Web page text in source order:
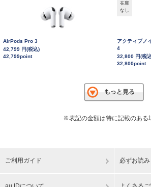
AirPods Pro 3
42,799 円(税込)
42,799point
在庫
なし
アクティブノ
4
32,800 円(税
32,800point
※表記の金額は特に記載のある
ご利用ガイド 必ずお読